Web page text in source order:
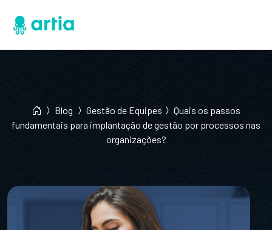
Blog Gestão de Equipes
Quais os passos
fundamentais para implantação de gestão por processos nas
organizações?